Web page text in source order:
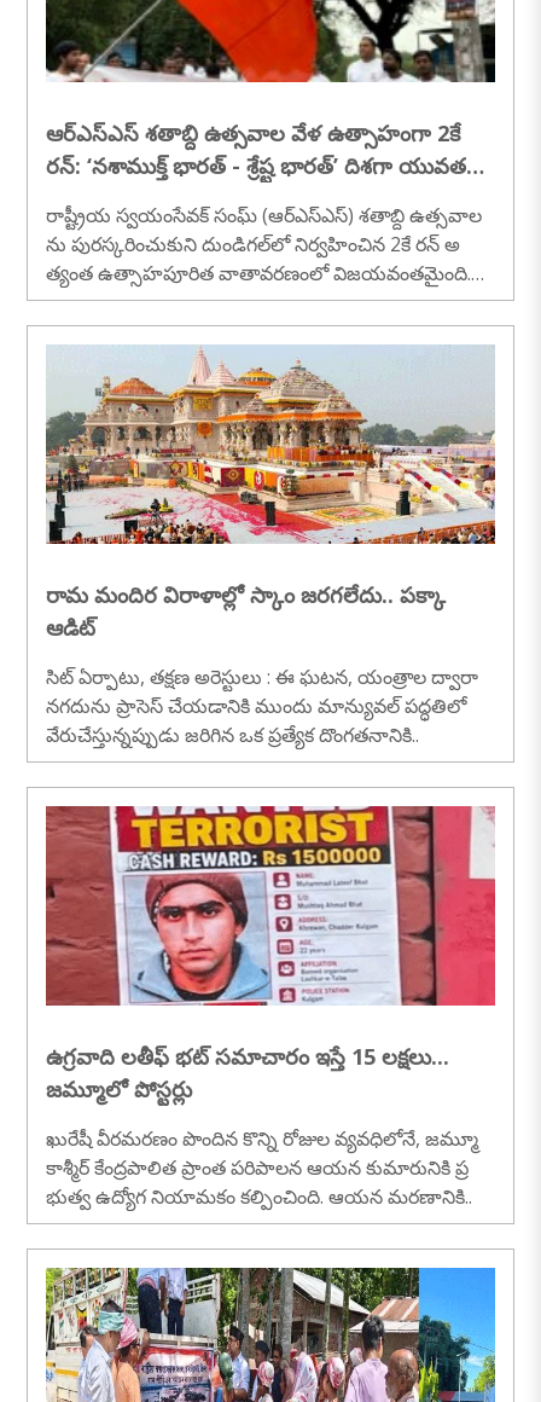
ఆర్‌ఎస్‌ఎస్ శతాబ్ది ఉత్సవాల వేళ ఉత్సాహంగా 2కే
రన్: ‘నశాముక్త్ భారత్ - శ్రేష్ట భారత్’ దిశగా యువత
రాష్ట్రీయ స్వయంసేవక్ సంఘ్ (ఆర్‌ఎస్‌ఎస్) శతాబ్ది ఉత్సవాల
ను పురస్కరించుకుని దుండిగల్‌లో నిర్వహించిన 2కే రన్ అ
త్యంత ఉత్సాహపూరిత వాతావరణంలో విజయవంతమైంది.
దుండిగల్‌లోని ఐఏఆర్ఈ (IARE) కాలేజ్ నుండి ప్రారంభమైన
ఈ పరుగు గండిమైసమ్మ సర్కిల్ వరకు సాగింది. సమాజంలో
పెరుగుతున్న మత్తు పదార్థాల వినియోగానికి వ్యతిరేకంగా అవ
గాహన కల్పిస్తూ, యువశక్తిని దేశ నిర్మాణంలో భాగస్వామ్యం
చేయడమే లక్ష్యంగా ఈ కార్యక్రమాన్ని నిర్వహించారు...
రామ మందిర విరాళాల్లో స్కాం జరగలేదు.. పక్కా
ఆడిట్
సిట్ ఏర్పాటు, తక్షణ అరెస్టులు : ఈ ఘటన, యంత్రాల ద్వారా
నగదును ప్రాసెస్ చేయడానికి ముందు మాన్యువల్ పద్ధతిలో
వేరుచేస్తున్నప్పుడు జరిగిన ఒక ప్రత్యేక దొంగతనానికి..
ఉగ్రవాది లతీఫ్ భట్ సమాచారం ఇస్తే 15 లక్షలు...
జమ్మూలో పోస్టర్లు
ఖురేషీ వీరమరణం పొందిన కొన్ని రోజుల వ్యవధిలోనే, జమ్మూ
కాశ్మీర్ కేంద్రపాలిత ప్రాంత పరిపాలన ఆయన కుమారునికి ప్ర
భుత్వ ఉద్యోగ నియామకం కల్పించింది. ఆయన మరణానికి..